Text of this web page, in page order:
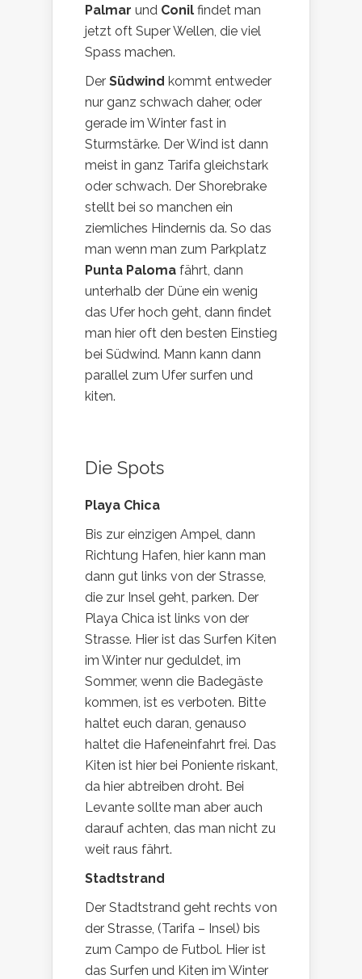
Palmar und Conil findet man
jetzt oft Super Wellen, die viel
Spass machen.
Der Südwind kommt entweder
nur ganz schwach daher, oder
gerade im Winter fast in
Sturmstärke. Der Wind ist dann
meist in ganz Tarifa gleichstark
oder schwach. Der Shorebrake
stellt bei so manchen ein
ziemliches Hindernis da. So das
man wenn man zum Parkplatz
Punta Paloma fährt, dann
unterhalb der Düne ein wenig
das Ufer hoch geht, dann findet
man hier oft den besten Einstieg
bei Südwind. Mann kann dann
parallel zum Ufer surfen und
kiten.
Die Spots
Playa Chica
Bis zur einzigen Ampel, dann
Richtung Hafen, hier kann man
dann gut links von der Strasse,
die zur Insel geht, parken. Der
Playa Chica ist links von der
Strasse. Hier ist das Surfen Kiten
im Winter nur geduldet, im
Sommer, wenn die Badegäste
kommen, ist es verboten. Bitte
haltet euch daran, genauso
haltet die Hafeneinfahrt frei. Das
Kiten ist hier bei Poniente riskant,
da hier abtreiben droht. Bei
Levante sollte man aber auch
darauf achten, das man nicht zu
weit raus fährt.
Stadtstrand
Der Stadtstrand geht rechts von
der Strasse, (Tarifa – Insel) bis
zum Campo de Futbol. Hier ist
das Surfen und Kiten im Winter